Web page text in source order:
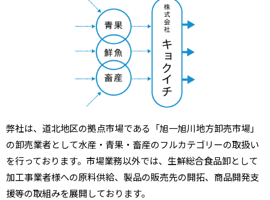
弊社は、道北地区の拠点市場である「旭一旭川地方卸売市場」
の卸売業者として水産・青果・畜産のフルカテゴリーの取扱い
を行っております。市場業務以外では、生鮮総合食品卸として
加工事業者様への原料供給、製品の販売先の開拓、商品開発支
援等の取組みを展開しております。